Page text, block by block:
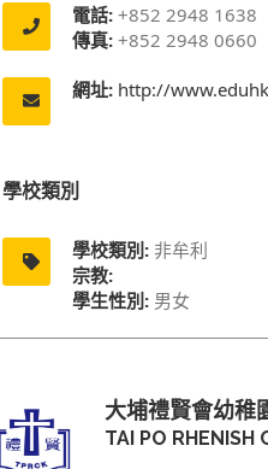
電話: +852 2948 1638
傳真: +852 2948 0660
網址: http://
學校類別
學校類別: 非牟利
宗教:
學生性別: 男女
大埔禮賢會幼稚
TAI PO RHENISH